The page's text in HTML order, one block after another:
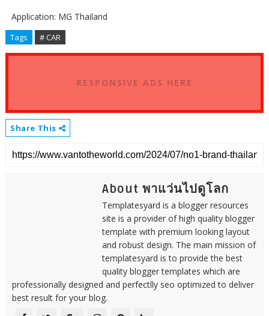
Application: MG Thailand
Tags # CAR
RESPONSIVE ADS HERE
Share This
About พาแว่นไปดูโลก
Templatesyard is a blogger resources
site is a provider of high quality blogger
template with premium looking layout
and robust design. The main mission of
templatesyard is to provide the best
quality blogger templates which are
professionally designed and perfectlly seo optimized to deliver
best result for your blog.